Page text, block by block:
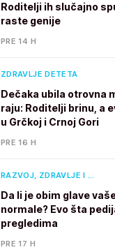
Roditelji ih slučajno
raste genije
PRE 14 H
ZDRAVLJE DETETA
Dečaka ubila otrovna
raju: Roditelji brinu, a
u Grčkoj i Crnoj Gori
PRE 16 H
RAZVOJ, ZDRAVLJE I …
Da li je obim glave
normale? Evo šta
pregledima
PRE 17 H